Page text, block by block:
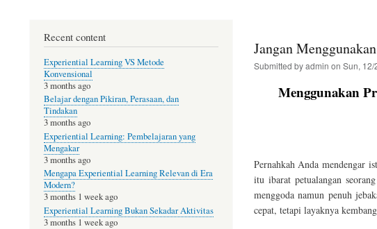
Gratis
Jangan
Submitted byadmin on Sun, 12/
Menggunakan
Pernahkah Anda mendengar
itu ibarat petualangan
menggoda namun penuh
cepat, tetapi layaknya
Recent content
Experiential Learning VS Metode
Konvensional
3 months ago
Belajar dengan Pikiran, Perasaan, dan
Tindakan
3 months ago
Experiential Learning: Pembelajaran yang
Mengakar
3 months ago
Mengapa Experiential Learning Relevan di Era
Modern?
3 months 1 week ago
Experiential Learning Bukan Sekadar Aktivitas
3 months 1 week ago